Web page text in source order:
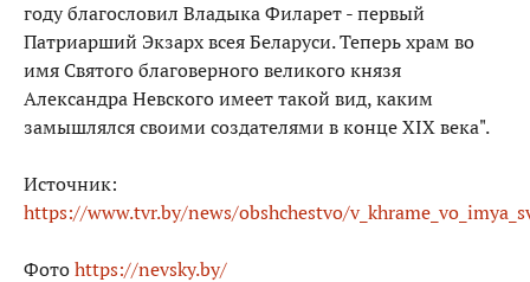
году благословил Владыка Филарет - первый
Патриарший Экзарх всея Беларуси. Теперь храм во
имя Святого благоверного великого князя
Александра Невского имеет такой вид, каким
замышлялся своими создателями в конце XIX века".
Источник:
https://www.tvr.by/news/obshchestvo/
Фото https://nevsky.by/